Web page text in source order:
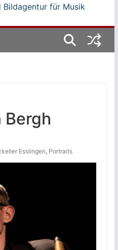
Bildagentur für Musik
Bergh
Esslingen, Portraits